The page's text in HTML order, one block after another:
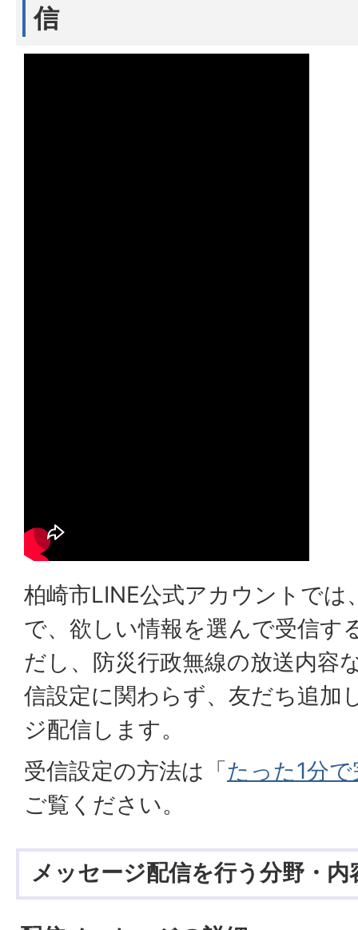
信
柏崎市LINE公式アカウントでは
で、欲しい情報を選んで受信す
だし、防災行政無線の放送内容
信設定に関わらず、友だち追加
ジ配信します。
受信設定の方法は「たった1分
ご覧ください。
メッセージ配信を行う分野・内